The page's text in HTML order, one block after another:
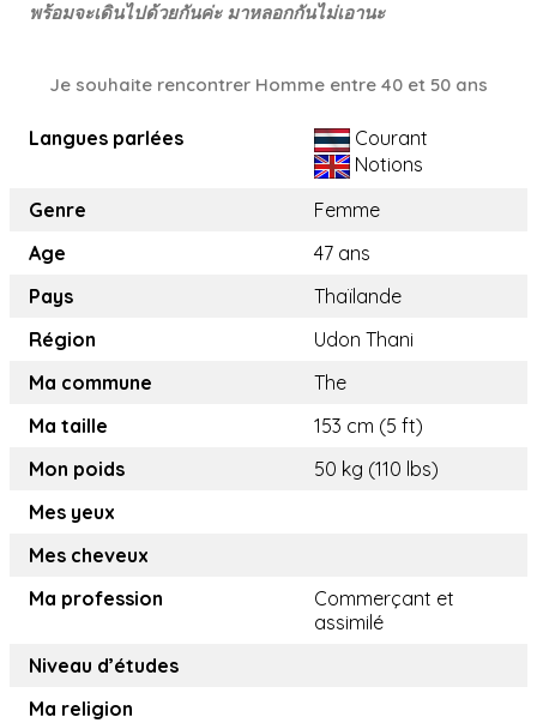
พร้อมจะเดินไปด้วยกันค่ะ มาหลอกกันไม่เอานะ
Je souhaite rencontrer Homme entre 40 et 50 ans
Langues parlées
Courant
Notions
Genre
Femme
Age
47 ans
Pays
Thaïlande
Région
Udon Thani
Ma commune
The
Ma taille
153 cm (5 ft)
Mon poids
50 kg (110 lbs)
Mes yeux
Mes cheveux
Ma profession
Commerçant et
assimilé
Niveau d’études
Ma religion